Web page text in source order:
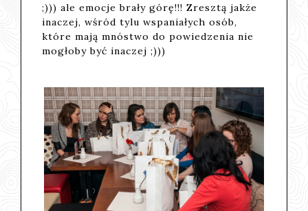
;))) ale emocje brały górę!!! Zresztą jakże
inaczej, wśród tylu wspaniałych osób,
które mają mnóstwo do powiedzenia nie
mogłoby być inaczej ;)))